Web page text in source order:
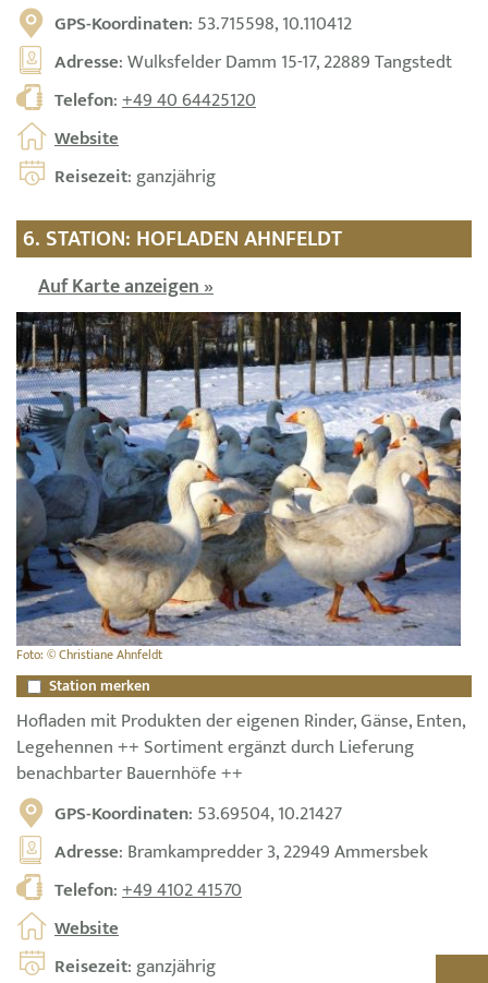
GPS-Koordinaten: 53.715598, 10.110412
Adresse: Wulksfelder Damm 15-17, 22889 Tangstedt
Telefon:+49 40 64425120
Website
Reisezeit: ganzjährig
6. STATION: HOFLADEN AHNFELDT
Auf Karte anzeigen »
Foto: © Christiane Ahnfeldt
Station merken
Hofladen mit Produkten der eigenen Rinder, Gänse, Enten,
Legehennen ++ Sortiment ergänzt durch Lieferung
benachbarter Bauernhöfe ++
GPS-Koordinaten: 53.69504, 10.21427
Adresse: Bramkampredder 3, 22949 Ammersbek
Telefon:+49 4102 41570
Website
Reisezeit: ganzjährig